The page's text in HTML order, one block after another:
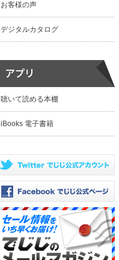
お客様の声
デジタルカタログ
聴いて読める本棚
iBooks 電子書籍